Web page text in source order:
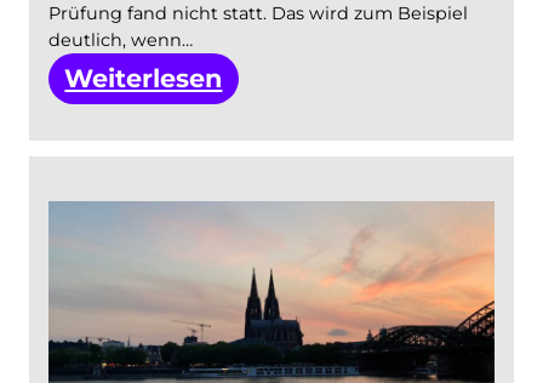
Prüfung fand nicht statt. Das wird zum Beispiel
deutlich, wenn…
Weiterlesen
Einschätzung
zur
Beschlussvorlage
der
Stadt